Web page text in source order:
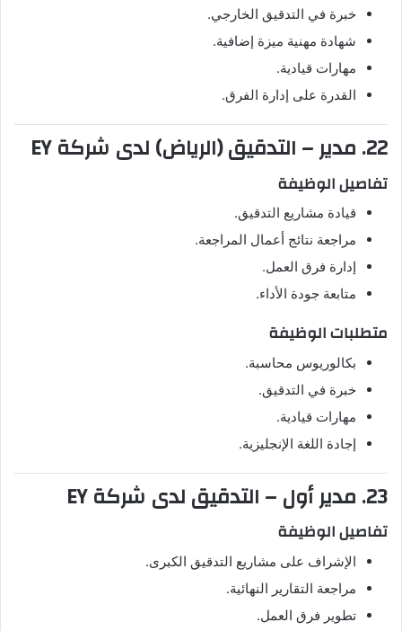
خبرة في التدقيق الخارجي.
شهادة مهنية ميزة إضافية.
مهارات قيادية.
القدرة على إدارة الفرق.
22. مدير – التدقيق (الرياض) لدى شركة EY
تفاصيل الوظيفة
قيادة مشاريع التدقيق.
مراجعة نتائج أعمال المراجعة.
إدارة فرق العمل.
متابعة جودة الأداء.
متطلبات الوظيفة
بكالوريوس محاسبة.
خبرة في التدقيق.
مهارات قيادية.
إجادة اللغة الإنجليزية.
23. مدير أول – التدقيق لدى شركة EY
تفاصيل الوظيفة
الإشراف على مشاريع التدقيق الكبرى.
مراجعة التقارير النهائية.
تطوير فرق العمل.